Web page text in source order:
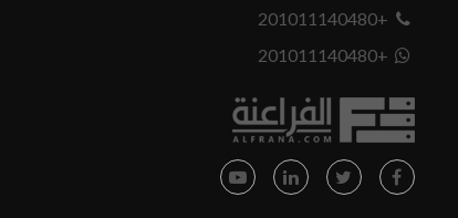
+201011140480
+201011140480